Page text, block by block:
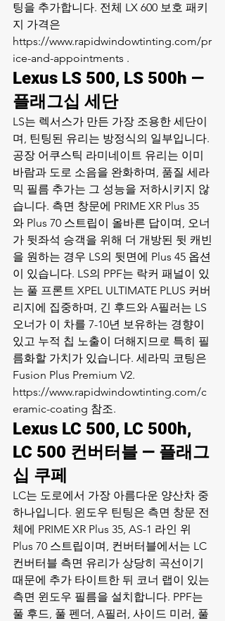
팅을 추가합니다. 전체 LX 600 보호 패키
지 가격은
https://www.rapidwindowtinting.com/pr
ice-and-appointments .
Lexus LS 500, LS 500h —
플래그십 세단
LS는 렉서스가 만든 가장 조용한 세단이
며, 틴팅된 유리는 방정식의 일부입니다.
공장 어쿠스틱 라미네이트 유리는 이미
바람과 도로 소음을 완화하며, 품질 세라
믹 필름 추가는 그 성능을 저하시키지 않
습니다. 측면 창문에 PRIME XR Plus 35
와 Plus 70 스트립이 올바른 답이며, 오너
가 뒷좌석 승객을 위해 더 개방된 뒷 캐빈
을 원하는 경우 LS의 뒷면에 Plus 45 옵션
이 있습니다. LS의 PPF는 락커 패널이 있
는 풀 프론트 XPEL ULTIMATE PLUS 커버
리지에 집중하며, 긴 후드와 A필러는 LS
오너가 이 차를 7-10년 보유하는 경향이
있고 누적 칩 노출이 더해지므로 특히 필
름화할 가치가 있습니다. 세라믹 코팅은
Fusion Plus Premium V2.
https://www.rapidwindowtinting.com/c
eramic-coating 참조.
Lexus LC 500, LC 500h,
LC 500 컨버터블 — 플래그
십 쿠페
LC는 도로에서 가장 아름다운 양산차 중
하나입니다. 윈도우 틴팅은 측면 창문 전
체에 PRIME XR Plus 35, AS-1 라인 위
Plus 70 스트립이며, 컨버터블에서는 LC
컨버터블 측면 유리가 상당히 곡선이기
때문에 추가 타이트한 뒤 코너 랩이 있는
측면 윈도우 필름을 설치합니다. PPF는
풀 후드, 풀 펜더, A필러, 사이드 미러, 풀